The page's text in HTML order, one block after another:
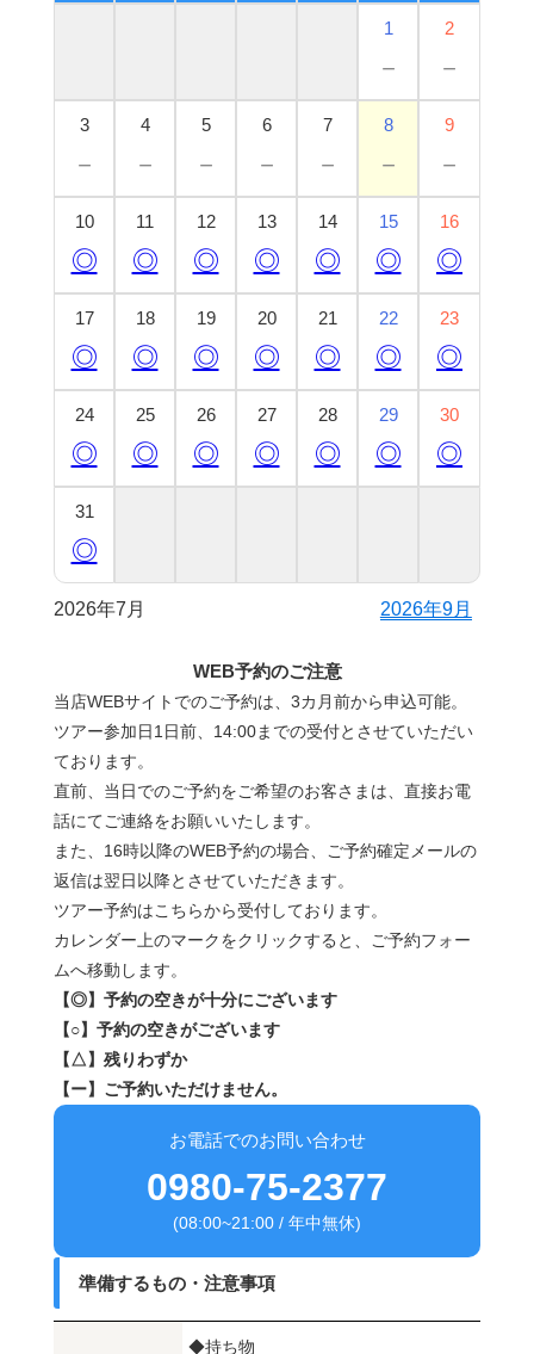
WEB予約のご注意
当店WEBサイトでのご予約は、3カ月前から申込可能。
ツアー参加日1日前、14:00までの受付とさせていただい
ております。
直前、当日でのご予約をご希望のお客さまは、直接お電
話にてご連絡をお願いいたします。
また、16時以降のWEB予約の場合、ご予約確定メールの
返信は翌日以降とさせていただきます。
ツアー予約はこちらから受付しております。
カレンダー上のマークをクリックすると、ご予約フォー
ムへ移動します。
【◎】予約の空きが十分にございます
【○】予約の空きがございます
【△】残りわずか
【ー】ご予約いただけません。
お電話でのお問い合わせ
0980-75-2377
(08:00~21:00 / 年中無休)
1
－
2
－
3
－
4
－
5
－
6
－
7
－
8
－
9
－
10
◎
11
◎
12
◎
13
◎
14
◎
15
◎
16
◎
17
◎
18
◎
19
◎
20
◎
21
◎
22
◎
23
◎
24
◎
25
◎
26
◎
27
◎
28
◎
29
◎
30
◎
31
◎
2026年7月 2026年9月
準備するもの・注意事項
◆持ち物